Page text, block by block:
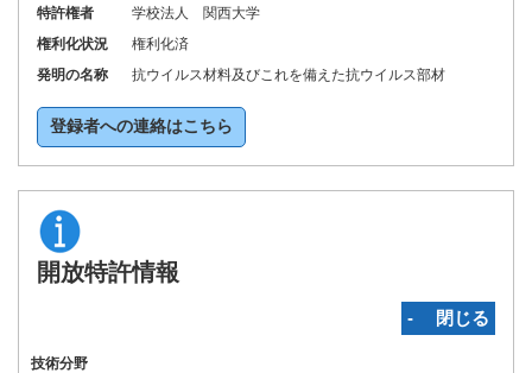
特許権者
学校法人 関西大学
権利化状況
権利化済
発明の名称
抗ウイルス材料及びこれを備えた抗ウイルス部材
登録者への連絡はこちら
開放特許情報
‐ 閉じる
技術分野